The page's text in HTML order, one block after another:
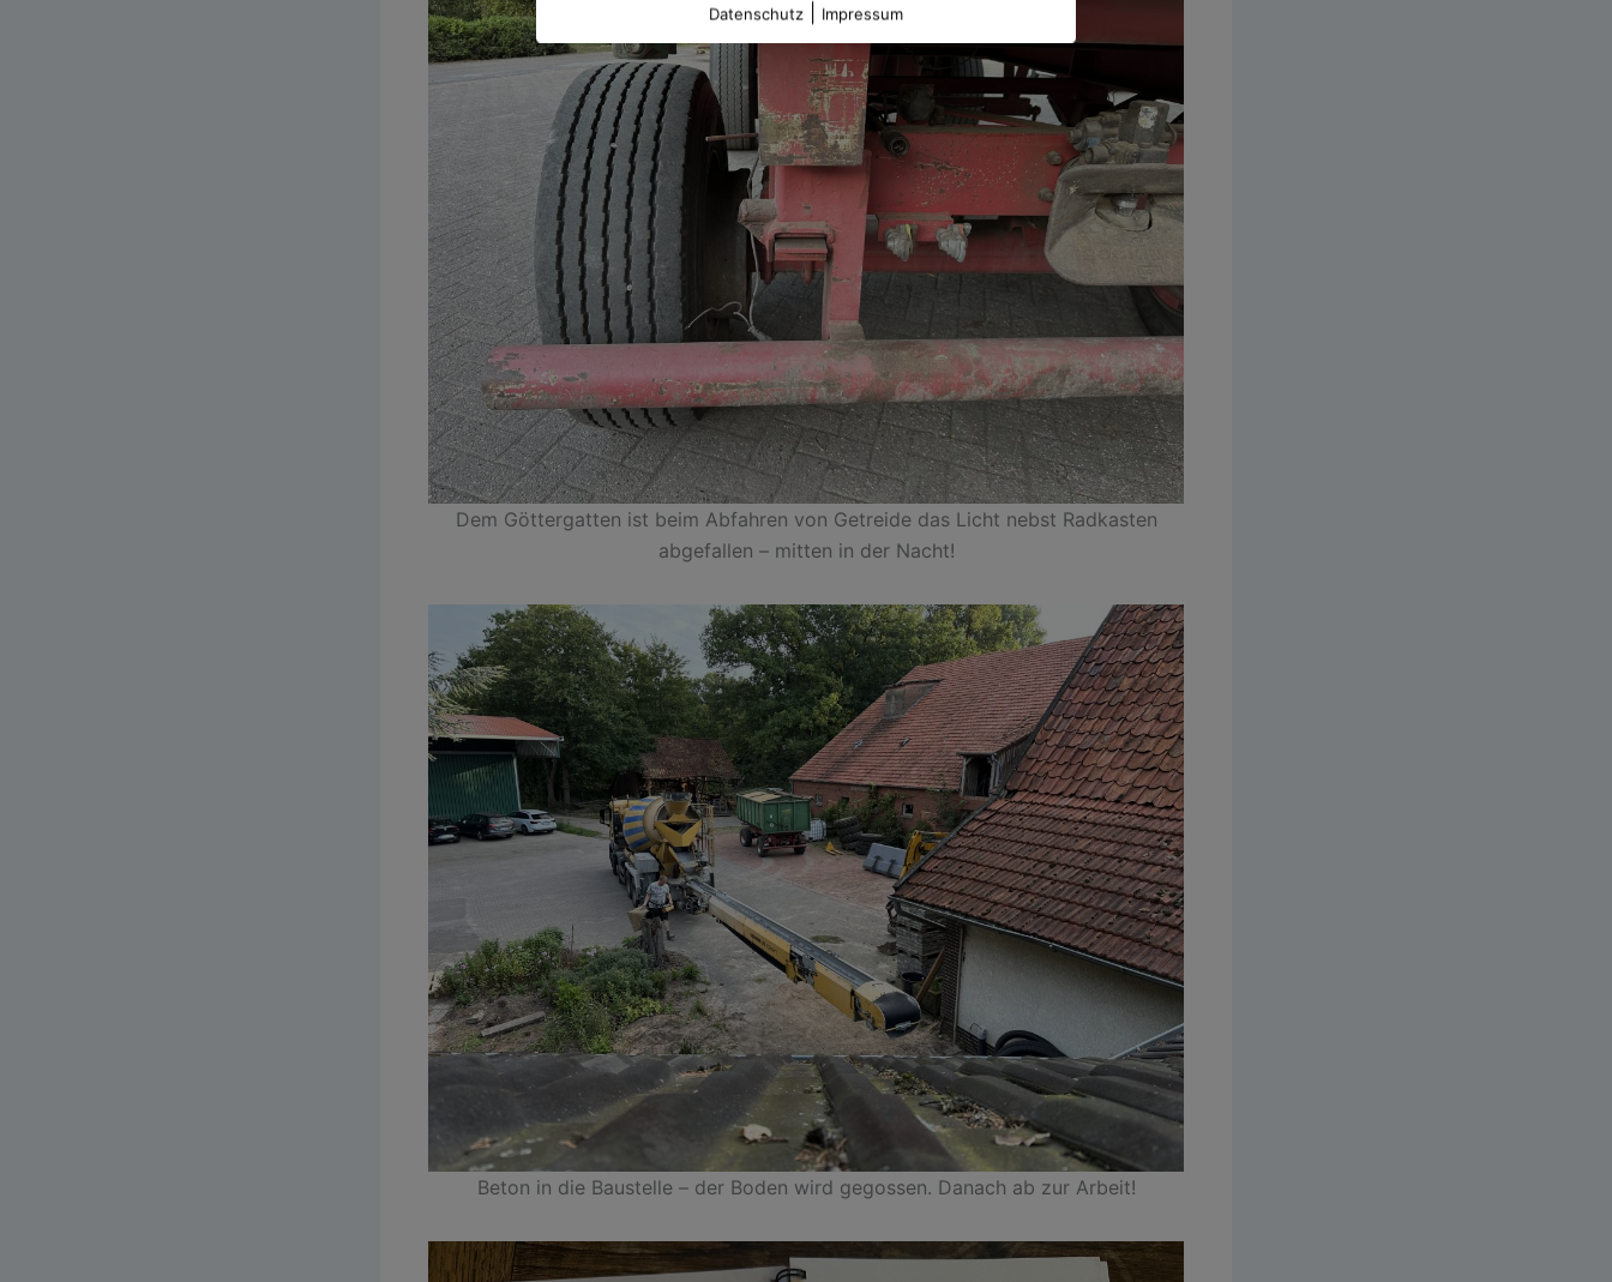
Dem Göttergatten ist beim Abfahren von Getreide das Licht nebst Radkasten
abgefallen – mitten in der Nacht!
Beton in die Baustelle – der Boden wird gegossen. Danach ab zur Arbeit!
Datenschutz Impressum